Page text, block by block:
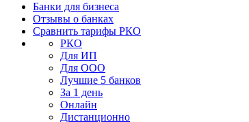
Банки для бизнеса
Отзывы о банках
Сравнить тарифы РКО
РКО
Для ИП
Для ООО
Лучшие 5 банков
За 1 день
Онлайн
Дистанционно